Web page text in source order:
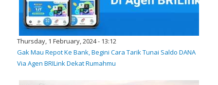
Thursday, 1 February, 2024 - 13:12
Gak Mau Repot Ke Bank, Begini Cara Tarik Tunai Saldo DANA
Via Agen BRILink Dekat Rumahmu